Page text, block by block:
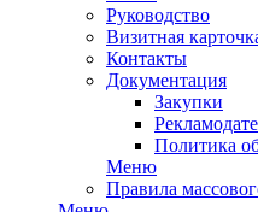
Руководство
Визитная
Контакты
Документация
Закупки
Политика
Меню
Правила